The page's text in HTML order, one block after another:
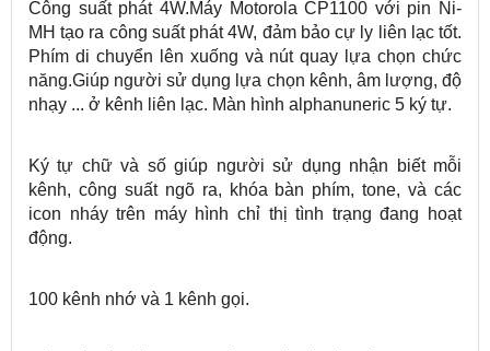
Công suất phát 4W.Máy Motorola CP1100 với pin Ni-
MH tạo ra công suất phát 4W, đảm bảo cự ly liên lạc tốt.
Phím di chuyển lên xuống và nút quay lựa chọn chức
năng.Giúp người sử dụng lựa chọn kênh, âm lượng, độ
nhạy ... ở kênh liên lạc. Màn hình alphanuneric 5 ký tự.
Ký tự chữ và số giúp người sử dụng nhận biết mỗi
kênh, công suất ngõ ra, khóa bàn phím, tone, và các
icon nháy trên máy hình chỉ thị tình trạng đang hoạt
động.
100 kênh nhớ và 1 kênh gọi.